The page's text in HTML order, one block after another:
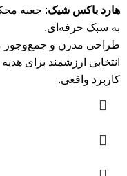
هارد باکس شیک: جعبه
به سبک حرفه‌ای.
طراحی مدرن و جمع‌وجور
انتخابی ارزشمند برای
کاربرد واقعی.